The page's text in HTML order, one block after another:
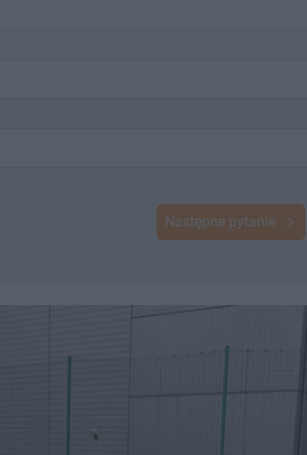
Następne pytanie